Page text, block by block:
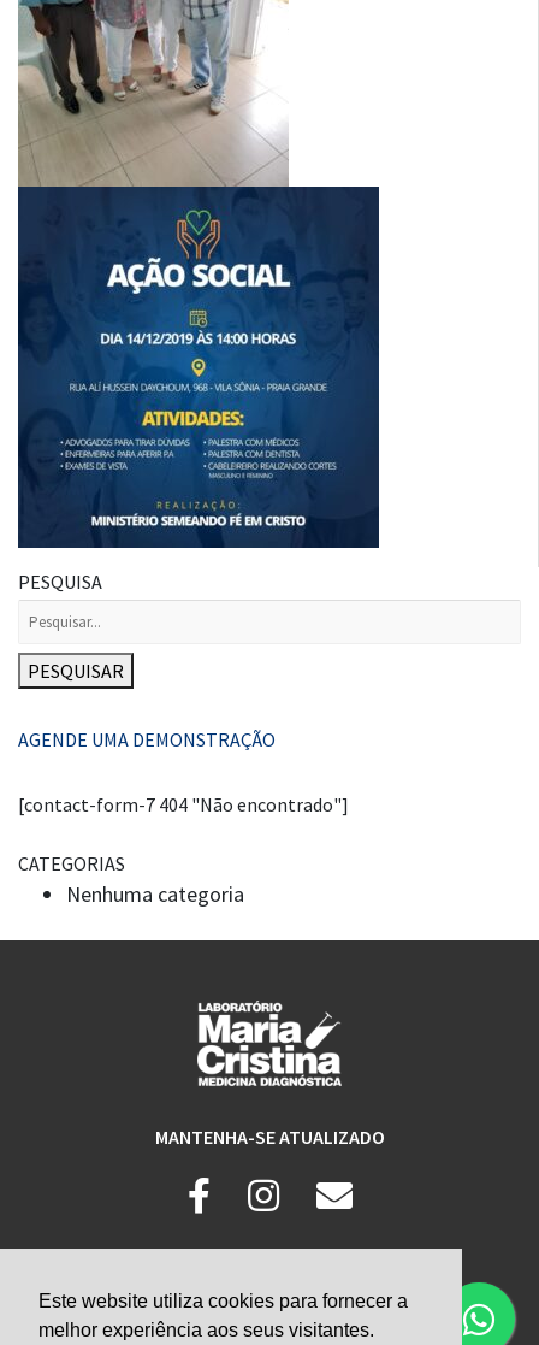
Este website utiliza cookies para fornecer a
melhor experiência aos seus visitantes.
PESQUISA
PESQUISAR
AGENDE UMA DEMONSTRAÇÃO
[contact-form-7 404 "Não encontrado"]
CATEGORIAS
Nenhuma categoria
MANTENHA-SE ATUALIZADO
Telefone: (13) 3474-5143
© Laboratório Maria Cristina.